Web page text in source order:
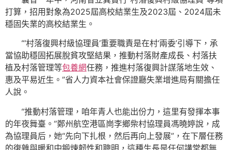
打算，招用對象為2025屆高校結業生及2023屆、2024屆未
穩固失業的高校結業生。
“‘村落復興村級協理員’重要職責是在村‘兩委’引導下，承
當協助穩固拓展脫貧攻堅結果，推動村落財產成長、村落扶
植及村落管理等包養網任務，推進村落復興計謀落地生效、
惠及平易近生。”省人力資本社會保證廳失業增進局有關擔任
人說。
“推動村落管理，咱年青人也能出份力，這里有發揮本事
的年夜舞臺。”鄭州航空港區崗李鄉柴村協理員馮曉婷說，成
為協理員后，她“先向下扎根，然后再向上發展”，在下層任務
的復雜與暖和中鍛煉韌性和聰明，這種生長是任何講堂都無